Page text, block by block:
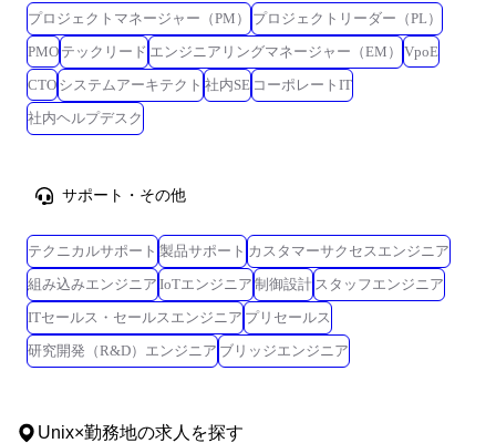
プロジェクトマネージャー（PM）
プロジェクトリーダー（PL）
PMO テックリード エンジニアリングマネージャー（EM）
VpoE
CTO システムアーキテクト 社内SE コーポレートIT
社内ヘルプデスク
サポート・その他
テクニカルサポート 製品サポート カスタマーサクセスエンジニア
組み込みエンジニア IoTエンジニア 制御設計 スタッフエンジニア
ITセールス・セールスエンジニア プリセールス
研究開発（R&D）エンジニア ブリッジエンジニア
Unix×勤務地の求人を探す